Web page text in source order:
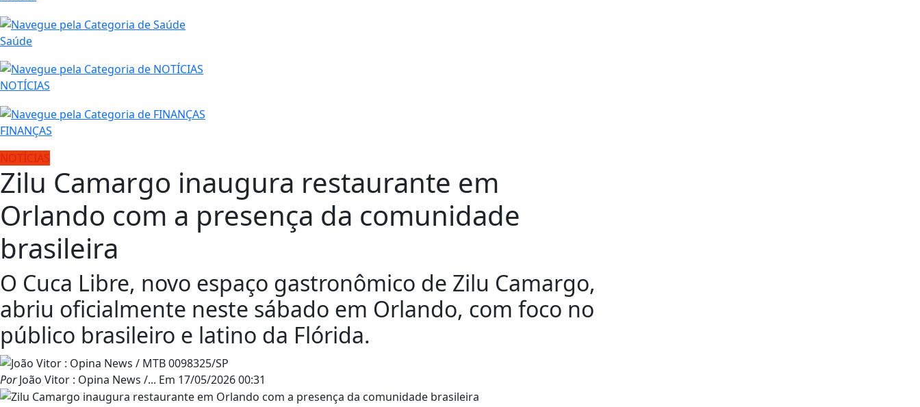
Saúde
NOTÍCIAS
FINANÇAS
NOTÍCIAS
Zilu Camargo inaugura restaurante em
Orlando com a presença da comunidade
brasileira
O Cuca Libre, novo espaço gastronômico de Zilu Camargo,
abriu oficialmente neste sábado em Orlando, com foco no
público brasileiro e latino da Flórida.
PorJoão Vitor : Opina News /... Em 17/05/2026 00:31